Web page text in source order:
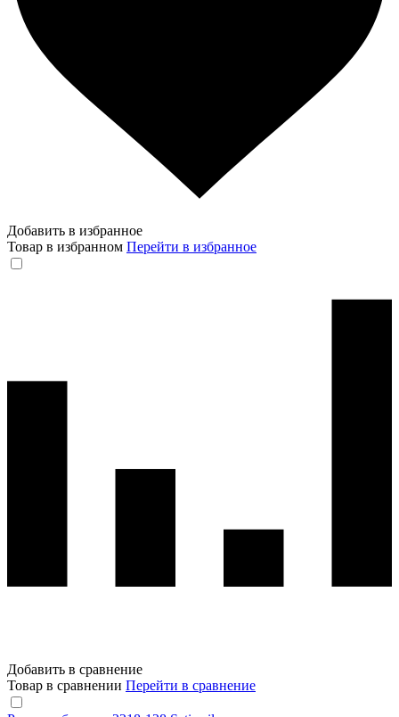
Добавить в избранное
Товар в избранном Перейти в избранное
Добавить в сравнение
Товар в сравнении Перейти в сравнение